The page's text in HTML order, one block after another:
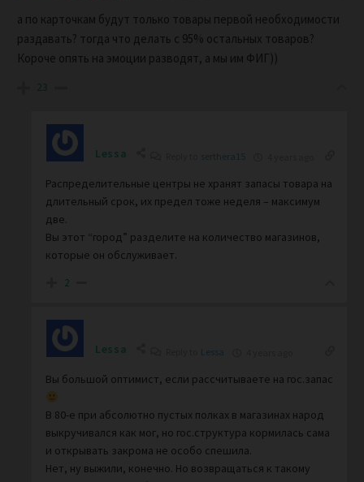
а по карточкам будут только товары первой необходимости
раздавать? тогда что делать с 95% остальных товаров?
Короче опять на эмоции разводят, а мы им ФИГ))
23
Lessa serthera15
Распределительные центры не хранят запасы товара на
длительный срок, их предел тоже неделя – максимум
две.
Вы этот “город” разделите на количество магазинов,
которые он обслуживает.
2
Lessa Lessa
Вы большой оптимист, если рассчитываете на гос.запас
В 80-е при абсолютно пустых полках в магазинах народ
выкручивался как мог, но гос.структура кормилась сама
и открывать закрома не особо спешила.
Нет, ну выжили, конечно. Но возвращаться к такому